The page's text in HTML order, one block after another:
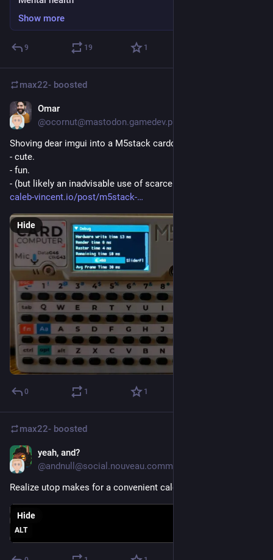
Show more
9 19 1
max22- boosted
Omar
@ocornut@mastodon.gamedev.place
Shoving dear imgui into a M5stack cardcomputer
- cute.
- fun.
- (but likely an inadvisable use of scarce resources)
caleb-vincent.io/post/m5stack-
Hide
0 1 1
max22- boosted
yeah, and?
@andnull@social.nouveau.community
Realize utop makes for a convenient calculator
ALT
Hide